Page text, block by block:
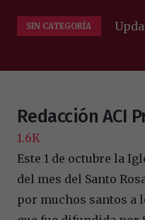
SIN CATEGORÍA
Redacción ACI
1.6K
Este 1 de octubre la
del mes del Santo
por muchos santos a